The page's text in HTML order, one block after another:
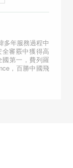
多年服務過程中
審覈中獲得高
第一，費列羅
，百勝中國飛